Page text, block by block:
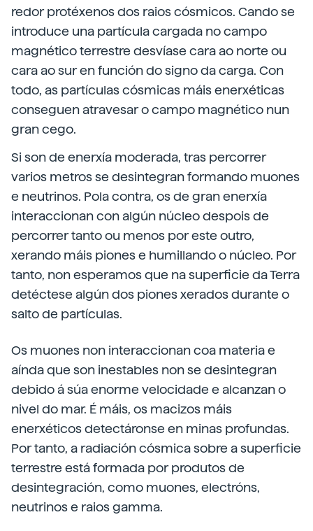
redor protéxenos dos raios cósmicos. Cando se
introduce una partícula cargada no campo
magnético terrestre desvíase cara ao norte ou
cara ao sur en función do signo da carga. Con
todo, as partículas cósmicas máis enerxéticas
conseguen atravesar o campo magnético nun
gran cego.
Si son de enerxía moderada, tras percorrer
varios metros se desintegran formando muones
e neutrinos. Pola contra, os de gran enerxía
interaccionan con algún núcleo despois de
percorrer tanto ou menos por este outro,
xerando máis piones e humillando o núcleo. Por
tanto, non esperamos que na superficie da Terra
detéctese algún dos piones xerados durante o
salto de partículas.
Os muones non interaccionan coa materia e
aínda que son inestables non se desintegran
debido á súa enorme velocidade e alcanzan o
nivel do mar. É máis, os macizos máis
enerxéticos detectáronse en minas profundas.
Por tanto, a radiación cósmica sobre a superficie
terrestre está formada por produtos de
desintegración, como muones, electróns,
neutrinos e raios gamma.